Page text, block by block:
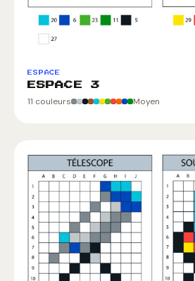
ESPACE
ESPACE 3
11 couleurs Moyen